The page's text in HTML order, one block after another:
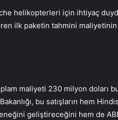
helikopterleri için ihtiyaç
ilk paketin tahmini
maliyeti 230 milyon doları
bu satışların hem
geliştireceğini hem de